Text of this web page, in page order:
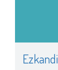
Ezkandi